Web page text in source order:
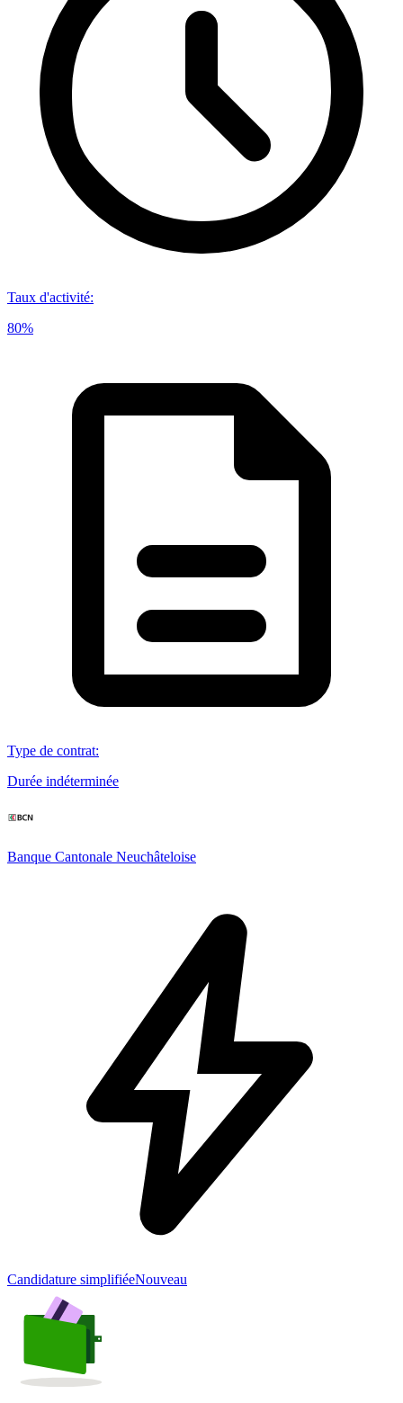
Taux d'activité:
80%
Type de contrat:
Durée indéterminée
Banque Cantonale Neuchâteloise
Candidature simplifiéeNouveau